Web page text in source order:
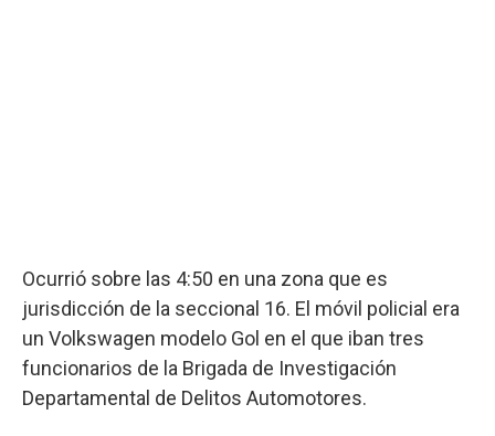
Ocurrió sobre las 4:50 en una zona que es
jurisdicción de la seccional 16. El móvil policial era
un Volkswagen modelo Gol en el que iban tres
funcionarios de la Brigada de Investigación
Departamental de Delitos Automotores.